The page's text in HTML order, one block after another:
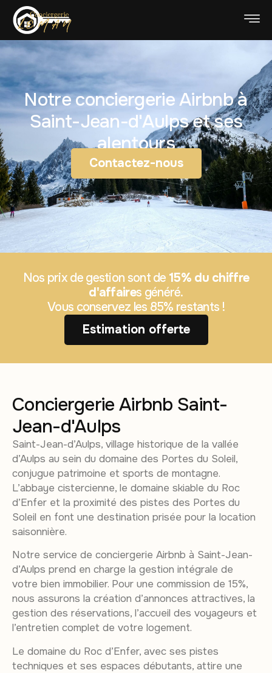
Notre conciergerie Airbnb à
Saint-Jean-d'Aulps et ses
alentours
Contactez-nous
Nos prix de gestion sont de 15% du chiffre
d'affaires généré.
Vous conservez les 85% restants !
Estimation offerte
Conciergerie Airbnb Saint-
Jean-d'Aulps
Saint-Jean-d’Aulps, village historique de la vallée
d’Aulps au sein du domaine des Portes du Soleil,
conjugue patrimoine et sports de montagne.
L’abbaye cistercienne, le domaine skiable du Roc
d’Enfer et la proximité des pistes des Portes du
Soleil en font une destination prisée pour la location
saisonnière.
Notre service de conciergerie Airbnb à Saint-Jean-
d’Aulps prend en charge la gestion intégrale de
votre bien immobilier. Pour une commission de 15%,
nous assurons la création d’annonces attractives, la
gestion des réservations, l’accueil des voyageurs et
l’entretien complet de votre logement.
Le domaine du Roc d’Enfer, avec ses pistes
techniques et ses espaces débutants, attire une